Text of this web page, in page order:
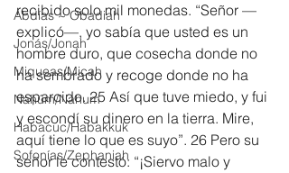
Abdías ~ Obadiah
Jonás/Jonah
Miqueas/Micah
Nahúm/Nahum
Habacuc/Habakkuk
Sofonías/Zephaniah
recibido solo mil monedas. “Señor —
explicó—, yo sabía que usted es un
hombre duro, que cosecha donde no
ha sembrado y recoge donde no ha
esparcido. 25 Así que tuve miedo, y fui
y escondí su dinero en la tierra. Mire,
aquí tiene lo que es suyo”. 26 Pero su
señor le contestó: “¡Siervo malo y